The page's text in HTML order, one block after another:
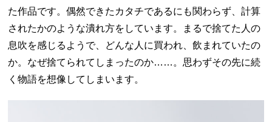
た作品です。偶然できたカタチであるにも関わらず、計算
されたかのような潰れ方をしています。まるで捨てた人の
息吹を感じるようで、どんな人に買われ、飲まれていたの
か。なぜ捨てられてしまったのか……。思わずその先に続
く物語を想像してしまいます。